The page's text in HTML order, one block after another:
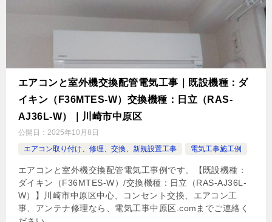
エアコンと室外機交換配管電気工事｜既設機種：ダ
イキン（F36MTES-W）交換機種：日立（RAS-
AJ36L-W）｜川崎市中原区
公開日： 2025年10月8日
エアコン取り付け、修理、交換、新規設置工事
電気工事施工例
エアコンと室外機交換配管電気工事例です。【既設機種：
ダイキン（F36MTES-W）/交換機種：日立（RAS-AJ36L-
W）】川崎市中原区中心、コンセント交換、エアコン工
事、アンテナ修理なら、電気工事中原区.comまでご連絡く